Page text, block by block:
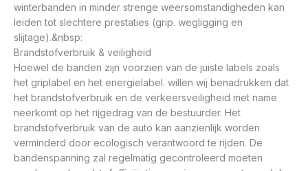
winterbanden in minder strenge weersomstandigheden kan
leiden tot slechtere prestaties (grip. wegligging en
slijtage).&nbsp:
Brandstofverbruik & veiligheid
Hoewel de banden zijn voorzien van de juiste labels zoals
het griplabel en het energielabel. willen wij benadrukken dat
het brandstofverbruik en de verkeersveiligheid met name
neerkomt op het rijgedrag van de bestuurder. Het
brandstofverbruik van de auto kan aanzienlijk worden
verminderd door ecologisch verantwoord te rijden. De
bandenspanning zal regelmatig gecontroleerd moeten